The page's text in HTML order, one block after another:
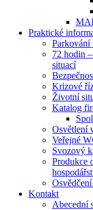
Praktické
Parkování
72 hodin
situací
Krizové
Životní
Katalog
Osvětlení
Veřejné
Svozový
Produkce
Kontakt
Abecední